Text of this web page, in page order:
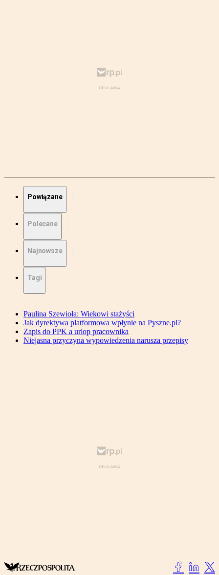
Powiązane
Polecane
Najnowsze
Tagi
Paulina Szewioła: Wiekowi stażyści
Jak dyrektywa platformowa wpłynie na Pyszne.pl?
Zapis do PPK a urlop pracownika
Niejasna przyczyna wypowiedzenia narusza przepisy